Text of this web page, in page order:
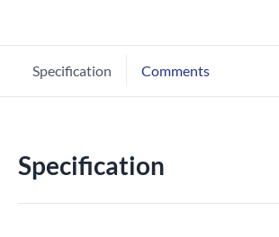
Specification Comments
Specification